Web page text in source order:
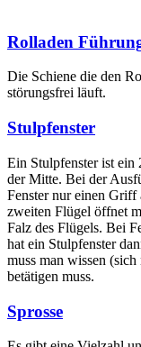
Rolladen
Die Schiene die den
störungsfrei läuft.
Stulpfenster
Ein Stulpfenster ist ein
der Mitte. Bei der
Fenster nur einen Griff
zweiten Flügel öffnet
Falz des Flügels. Bei
hat ein Stulpfenster
muss man wissen
betätigen muss.
Sprosse